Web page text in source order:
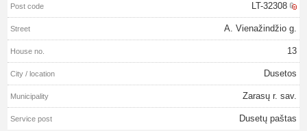
LT-32308
A. Vienažindžio g.
13
Dusetos
Zarasų r. sav.
Dusetų paštas